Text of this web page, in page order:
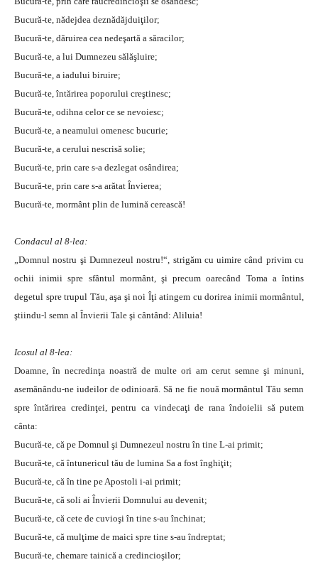
Bucură-te, nădejdea deznădăjduiţilor;
Bucură-te, dăruirea cea nedeşartă a săracilor;
Bucură-te, a lui Dumnezeu sălăşluire;
Bucură-te, a iadului biruire;
Bucură-te, întărirea poporului creştinesc;
Bucură-te, odihna celor ce se nevoiesc;
Bucură-te, a neamului omenesc bucurie;
Bucură-te, a cerului nescrisă solie;
Bucură-te, prin care s-a dezlegat osândirea;
Bucură-te, prin care s-a arătat Învierea;
Bucură-te, mormânt plin de lumină cerească!
Condacul al 8-lea:
„Domnul nostru şi Dumnezeul nostru!“, strigăm cu uimire când privim cu
ochii inimii spre sfântul mormânt, şi precum oarecând Toma a întins
degetul spre trupul Tău, aşa şi noi Îţi atingem cu dorirea inimii mormântul,
ştiindu-l semn al Învierii Tale şi cântând: Aliluia!
Icosul al 8-lea:
Doamne, în necredinţa noastră de multe ori am cerut semne şi minuni,
asemănându-ne iudeilor de odinioară. Să ne fie nouă mormântul Tău semn
spre întărirea credinţei, pentru ca vindecaţi de rana îndoielii să putem
cânta:
Bucură-te, că pe Domnul şi Dumnezeul nostru în tine L-ai primit;
Bucură-te, că întunericul tău de lumina Sa a fost înghiţit;
Bucură-te, că în tine pe Apostoli i-ai primit;
Bucură-te, că soli ai Învierii Domnului au devenit;
Bucură-te, că cete de cuvioşi în tine s-au închinat;
Bucură-te, că mulţime de maici spre tine s-au îndreptat;
Bucură-te, chemare tainică a credincioşilor;